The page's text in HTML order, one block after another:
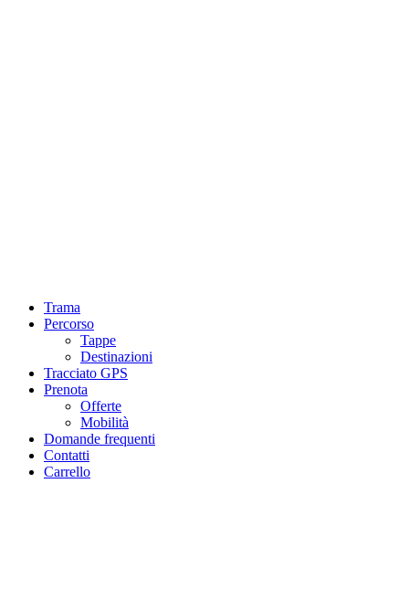
Trama
Percorso
Tappe
Destinazioni
Tracciato GPS
Prenota
Offerte
Mobilità
Domande frequenti
Contatti
Carrello